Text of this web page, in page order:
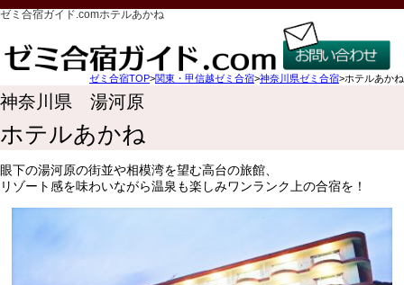
ゼミ合宿ガイド.comホテルあかね
ゼミ合宿TOP>関東・甲信越ゼミ合宿>神奈川県ゼミ合宿>ホテルあかね
神奈川県 湯河原
ホテルあかね
眼下の湯河原の街並や相模湾を望む高台の旅館、
リゾート感を味わいながら温泉も楽しみワンランク上の合宿を！